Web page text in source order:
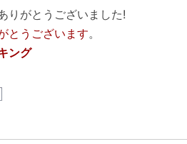
りがとうございました!
とうございます。
ング